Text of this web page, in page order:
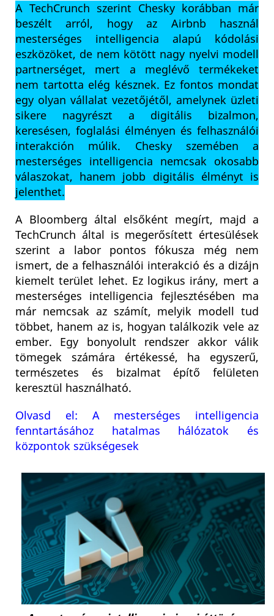
A TechCrunch szerint Chesky korábban már
beszélt arról, hogy az Airbnb használ
mesterséges intelligencia alapú kódolási
eszközöket, de nem kötött nagy nyelvi modell
partnerséget, mert a meglévő termékeket
nem tartotta elég késznek. Ez fontos mondat
egy olyan vállalat vezetőjétől, amelynek üzleti
sikere nagyrészt a digitális bizalmon,
keresésen, foglalási élményen és felhasználói
interakción múlik. Chesky szemében a
mesterséges intelligencia nemcsak okosabb
válaszokat, hanem jobb digitális élményt is
jelenthet.
A Bloomberg által elsőként megírt, majd a
TechCrunch által is megerősített értesülések
szerint a labor pontos fókusza még nem
ismert, de a felhasználói interakció és a dizájn
kiemelt terület lehet. Ez logikus irány, mert a
mesterséges intelligencia fejlesztésében ma
már nemcsak az számít, melyik modell tud
többet, hanem az is, hogyan találkozik vele az
ember. Egy bonyolult rendszer akkor válik
tömegek számára értékessé, ha egyszerű,
természetes és bizalmat építő felületen
keresztül használható.
Olvasd el: A mesterséges intelligencia
fenntartásához hatalmas hálózatok és
központok szükségesek